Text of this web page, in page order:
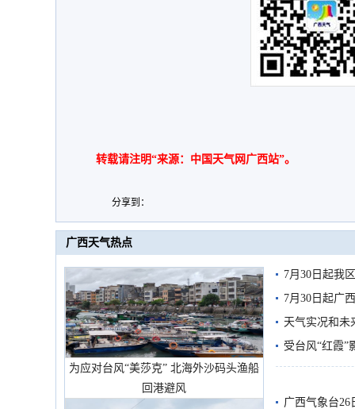
转载请注明“来源：中国天气网广西站”。
分享到：
广西天气热点
为应对台风“美莎克” 北海外沙码头渔船
回港避风
7月30日起我
7月30日起广
天气实况和未
受台风“红霞”
有较强降雨
广西气象台26